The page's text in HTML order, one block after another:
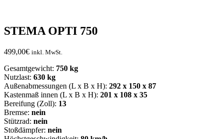
STEMA OPTI 750
499,00€ inkl. MwSt.
Gesamtgewicht: 750 kg
Nutzlast: 630 kg
Außenabmessungen (L x B x H): 292 x 150 x 87
Kastenmaß innen (L x B x H): 201 x 108 x 35
Bereifung (Zoll): 13
Bremse: nein
Stützrad: nein
Stoßdämpfer: nein